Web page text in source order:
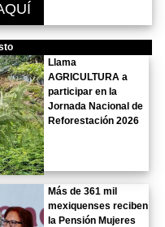
Llama
AGRICULTURA a
participar en la
Jornada Nacional de
Reforestación 2026
Más de 361 mil
mexiquenses reciben
la Pensión Mujeres